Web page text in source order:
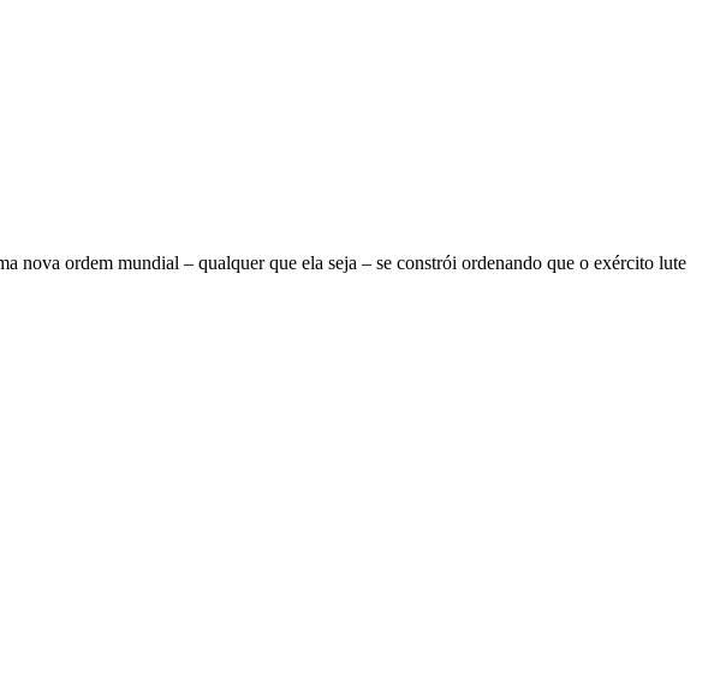
nova ordem mundial – qualquer que ela seja – se constrói ordenando que o exército lute